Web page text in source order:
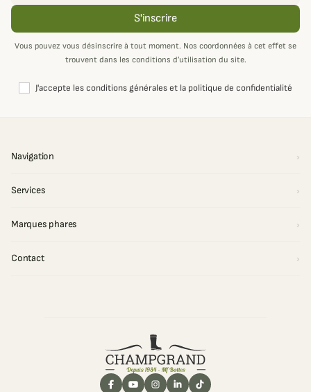
S'inscrire
Vous pouvez vous désinscrire à tout moment. Nos coordonnées à cet effet se
trouvent dans les conditions d’utilisation du site.
J'accepte les conditions générales et la politique de confidentialité
Navigation
Services
Marques phares
Contact